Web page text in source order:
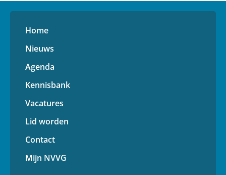
Home
Nieuws
Agenda
Kennisbank
Vacatures
Lid worden
Contact
Mijn NVVG